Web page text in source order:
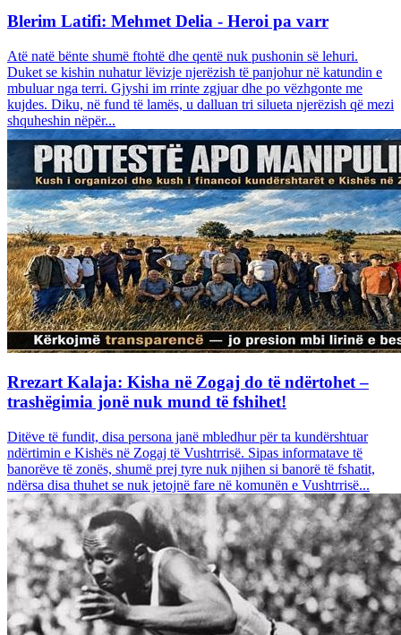
Blerim Latifi: Mehmet Delia - Heroi pa varr
Atë natë bënte shumë ftohtë dhe qentë nuk pushonin së lehuri.
Duket se kishin nuhatur lëvizje njerëzish të panjohur në katundin e
mbuluar nga terri. Gjyshi im rrinte zgjuar dhe po vëzhgonte me
kujdes. Diku, në fund të lamës, u dalluan tri silueta njerëzish që mezi
shquheshin nëpër...
Rrezart Kalaja: Kisha në Zogaj do të ndërtohet –
trashëgimia jonë nuk mund të fshihet!
Ditëve të fundit, disa persona janë mbledhur për ta kundërshtuar
ndërtimin e Kishës në Zogaj të Vushtrrisë. Sipas informatave të
banorëve të zonës, shumë prej tyre nuk njihen si banorë të fshatit,
ndërsa disa thuhet se nuk jetojnë fare në komunën e Vushtrrisë...